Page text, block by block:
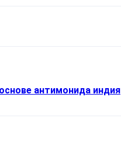
антимонида индия